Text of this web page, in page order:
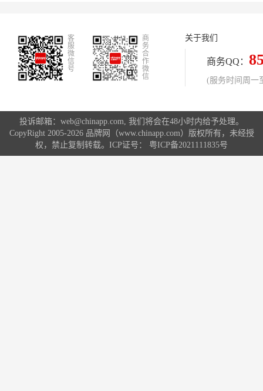
客
服
微
信
号
商
务
合
作
微
信
关于我们
商务QQ：
(服务时间周一
投诉邮箱：web@chinapp.com, 我们将会在48小时内给予处理。
CopyRight 2005-2026 品牌网（www.chinapp.com）版权所有，未经授
权，禁止复制转载。ICP证号： 粤ICP备2021111835号